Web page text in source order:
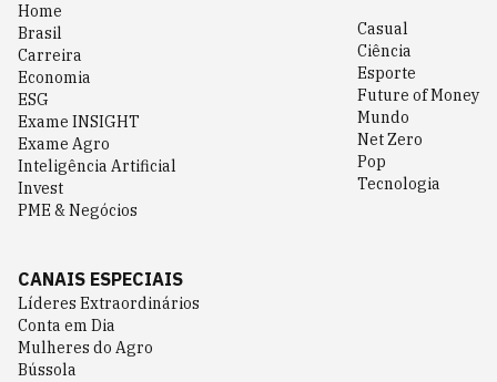
Home
Brasil
Carreira
Economia
ESG
Exame INSIGHT
Exame Agro
Inteligência Artificial
Invest
PME & Negócios
Casual
Ciência
Esporte
Future of Money
Mundo
Net Zero
Pop
Tecnologia
CANAIS ESPECIAIS
Líderes Extraordinários
Conta em Dia
Mulheres do Agro
Bússola